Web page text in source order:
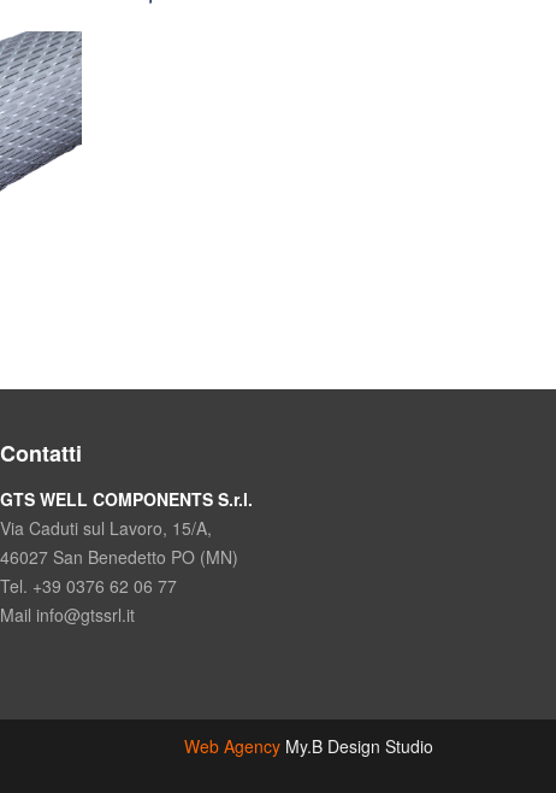
Contatti
GTS WELL COMPONENTS S.r.l.
Via Caduti sul Lavoro, 15/A,
46027 San Benedetto PO (MN)
Tel. +39 0376 62 06 77
Mail info@gtssrl.it
Web Agency My.B Design Studio